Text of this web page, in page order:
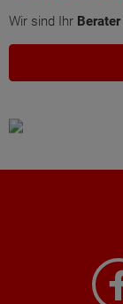
Wir sind Ihr